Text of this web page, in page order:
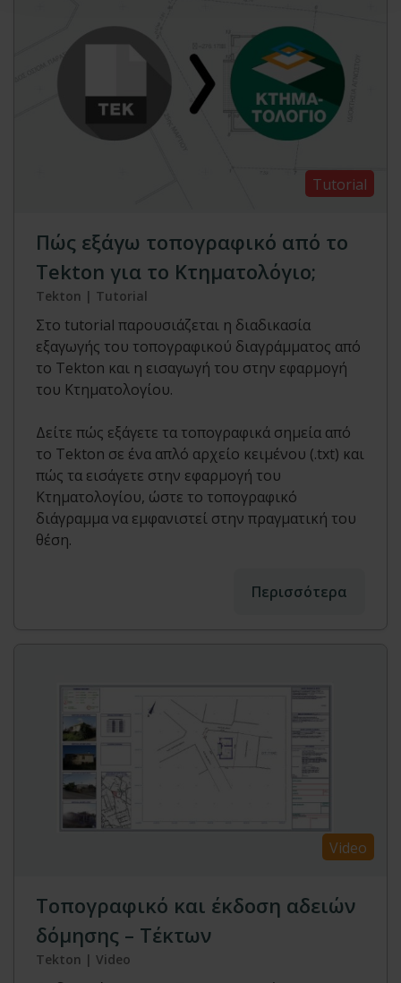
Tutorial
Πώς εξάγω τοπογραφικό από το
Tekton για το Κτηματολόγιο;
Tekton | Tutorial
Στο tutorial παρουσιάζεται η διαδικασία
εξαγωγής του τοπογραφικού διαγράμματος από
το Tekton και η εισαγωγή του στην εφαρμογή
του Κτηματολογίου.
Δείτε πώς εξάγετε τα τοπογραφικά σημεία από
το Tekton σε ένα απλό αρχείο κειμένου (.txt) και
πώς τα εισάγετε στην εφαρμογή του
Κτηματολογίου, ώστε το τοπογραφικό
διάγραμμα να εμφανιστεί στην πραγματική του
θέση.
Περισσότερα
Video
Τοπογραφικό και έκδοση αδειών
δόμησης – Τέκτων
Tekton | Video